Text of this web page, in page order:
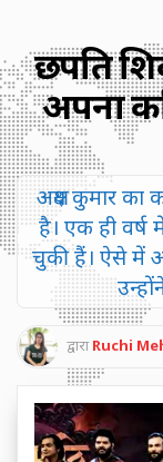
छत्रपति
अपना
अक्षय कुमार का
है। एक ही वर्ष
चुकी हैं। ऐसे में
द्वारा Ruchi